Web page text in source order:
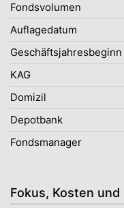
Fondsvolumen
Auflagedatum
Geschäftsjahresbeginn
KAG
Domizil
Depotbank
Fondsmanager
Fokus, Kosten